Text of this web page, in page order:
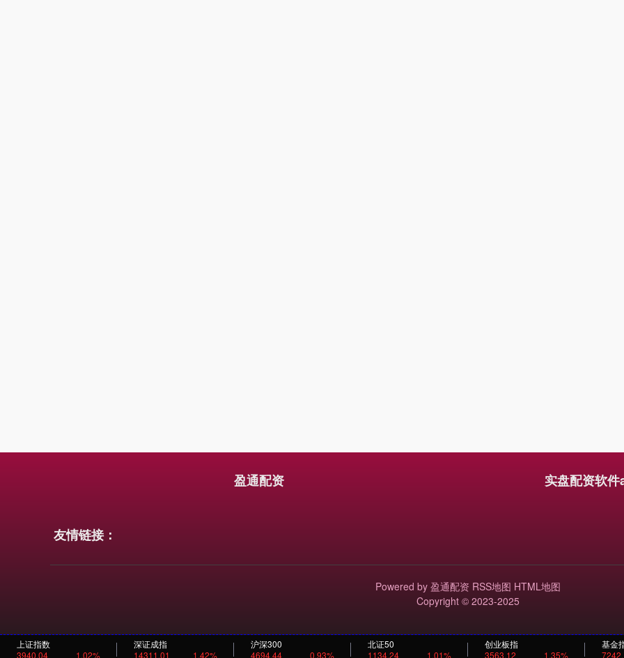
上证指数
3940.04
1.02%
深证成指
14311.01
1.42%
沪深300
4694.44
0.93%
北证50
1134.24
1.01%
创业板指
3563.12
1.35%
基金
盈通配资 实盘配资软
友情链接：
Powered by 盈通配资 RSS地图 HTML地图
Copyright © 2023-2025